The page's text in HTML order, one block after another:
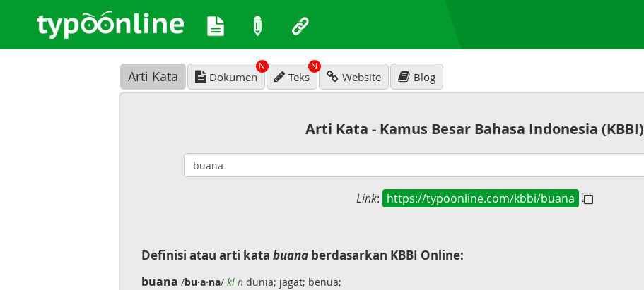
Arti Kata Dokumen
N
Teks
N
Website Blog
Arti Kata - Kamus Besar Bahasa Indonesia (KBBI)
Link: https://typoonline.com/kbbi/buana
Definisi atau arti kata buanaberdasarkan KBBI Online:
buana /bu·a·na/ kl ndunia; jagat; benua;